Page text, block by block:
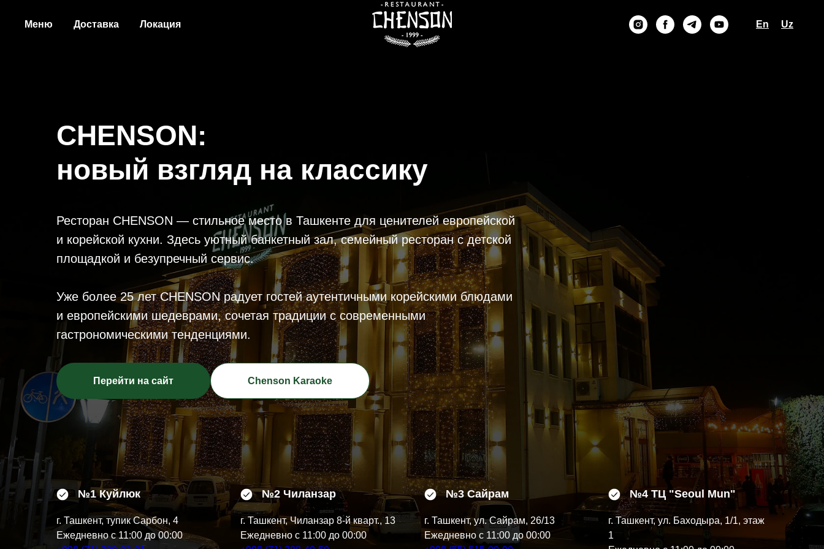
Меню Доставка Локация En Uz
CHENSON:
новый взгляд на классику
Ресторан CHENSON — стильное место в Ташкенте для ценителей европейской
и корейской кухни. Здесь уютный банкетный зал, семейный ресторан с детской
площадкой и безупречный сервис.
Уже более 25 лет CHENSON радует гостей аутентичными корейскими блюдами
и европейскими шедеврами, сочетая традиции с современными
гастрономическими тенденциями.
Перейти на сайт Chenson Karaoke
№1 Куйлюк
г. Ташкент, тупик Сарбон, 4
Ежедневно с 11:00 до 00:00
№2 Чиланзар
​г. Ташкент, Чиланзар 8-й кварт., 13​
Ежедневно с 11:00 до 00:00
№3 Сайрам
г. Ташкент, ул. Сайрам, 26/13
Ежедневно с 11:00 до 00:00
№4 ТЦ "Seoul Mun"
г. Ташкент, ул. Баходыра, 1/1, этаж
1